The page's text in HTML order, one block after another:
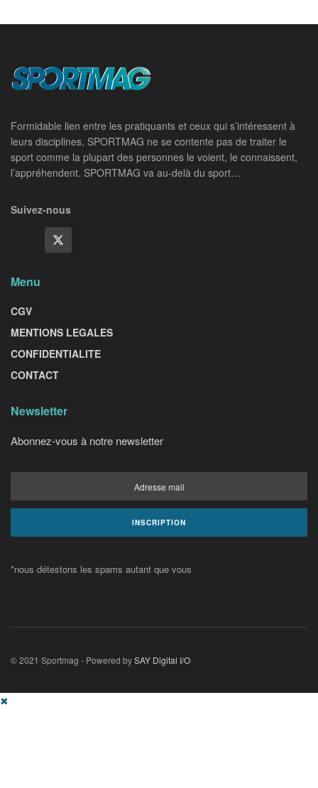
Formidable lien entre les pratiquants et ceux qui s’intéressent à
leurs disciplines, SPORTMAG ne se contente pas de traiter le
sport comme la plupart des personnes le voient, le connaissent,
l’appréhendent. SPORTMAG va au-delà du sport…
Suivez-nous
Menu
CGV
MENTIONS LEGALES
CONFIDENTIALITE
CONTACT
Newsletter
Abonnez-vous à notre newsletter
*nous détestons les spams autant que vous
© 2021 Sportmag - Powered bySAY Digital I/O
✖